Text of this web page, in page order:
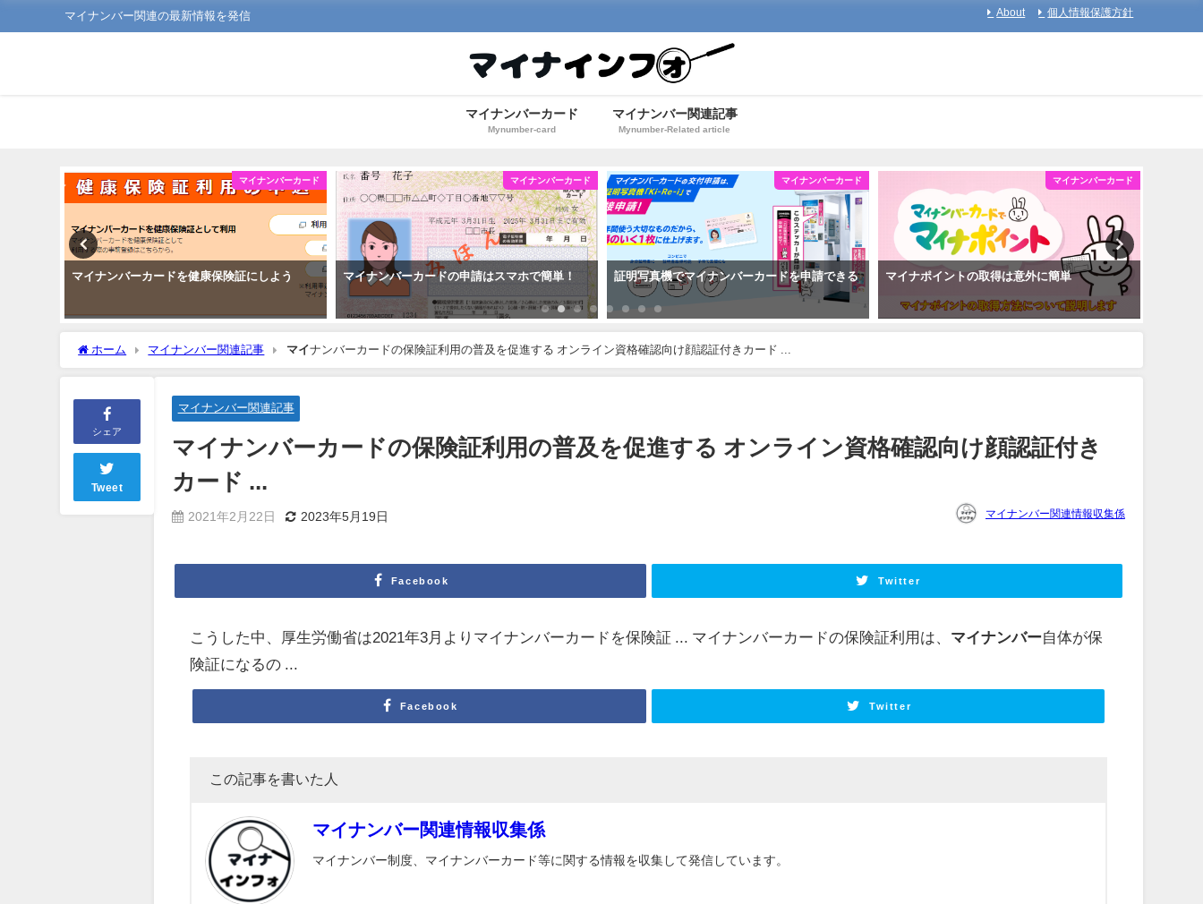
マイナンバー関連の最新情報を発信 About 個人情報保護方針
マイナンバーカード
Mynumber-card
マイナンバー関連記事
Mynumber-Related article
マイナンバーカード
マイナンバーカードを健康保険証にしよう
マイナンバーカード
マイナンバーカードの申請はスマホで簡単！
マイナンバーカード
証明写真機でマイナンバーカードを申請できる
マイナンバーカード
マイナポイントの取得は意外に簡単
ホーム マイナンバー関連記事 マイナンバーカードの保険証利用の普及を促進する オンライン資格確認向け顔認証付きカード ...
シェア
Tweet
マイナンバー関連記事
マイナンバーカードの保険証利用の普及を促進する オンライン資格確認向け顔認証付き
カード ...
2021年2月22日 2023年5月19日 マイナンバー関連情報収集係
Facebook Twitter
こうした中、厚生労働省は2021年3月よりマイナンバーカードを保険証 ... マイナンバーカードの保険証利用は、 マイナンバー自体が保
険証になるの ...
Facebook Twitter
この記事を書いた人
マイナンバー関連情報収集係
マイナンバー制度、マイナンバーカード等に関する情報を収集して発信しています。